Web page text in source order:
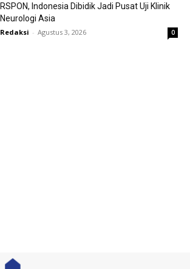
RSPON, Indonesia Dibidik Jadi Pusat Uji Klinik
Neurologi Asia
Redaksi - Agustus 3, 2026 0